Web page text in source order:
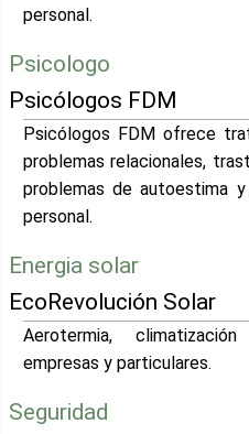
personal.
Psicologo
Psicólogos FDM
Psicólogos FDM ofrece
problemas relacionales,
problemas de autoestima
personal.
Energia solar
EcoRevolución Solar
Aerotermia,
empresas y particulares.
Seguridad